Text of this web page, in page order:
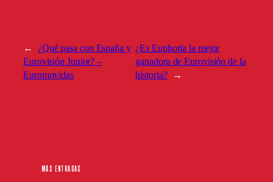
←
¿Qué pasa con España y
Eurovisión Junior? –
Euromovidas
¿Es Euphoria la mejor
ganadora de Eurovisión de la
historia?
→
MÁS ENTRADAS